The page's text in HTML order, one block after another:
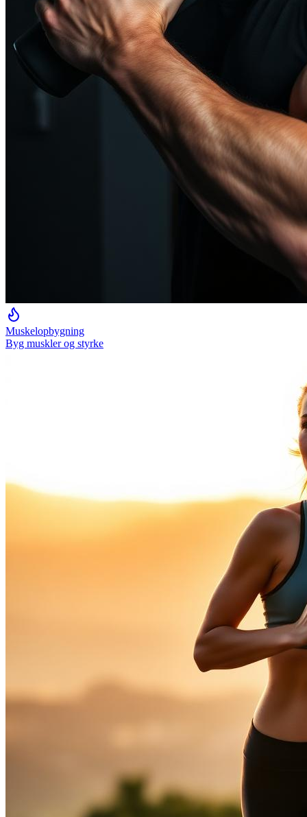
Muskelopbygning
Byg muskler og styrke